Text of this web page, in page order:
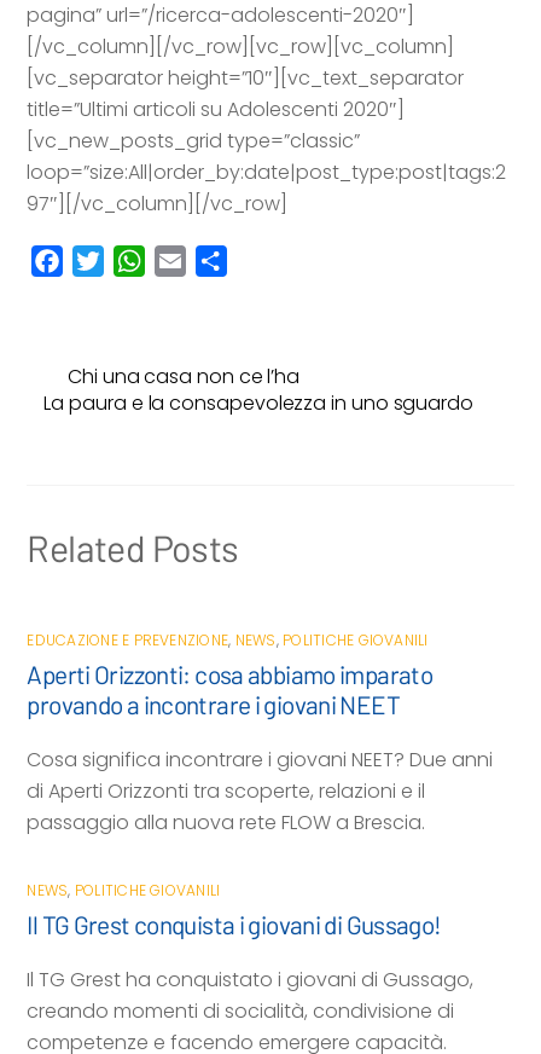
pagina” url=”/ricerca-adolescenti-2020″]
[/vc_column][/vc_row][vc_row][vc_column]
[vc_separator height=”10″][vc_text_separator
title=”Ultimi articoli su Adolescenti 2020″]
[vc_new_posts_grid type=”classic”
loop=”size:All|order_by:date|post_type:post|tags:2
97″][/vc_column][/vc_row]
b
o
t
e
W
s
A
l
i
v
Chi una casa non ce l’ha
La paura e la consapevolezza in uno sguardo
Related Posts
EDUCAZIONE E PREVENZIONE, NEWS, POLITICHE GIOVANILI
Aperti Orizzonti: cosa abbiamo imparato
provando a incontrare i giovani NEET
Cosa significa incontrare i giovani NEET? Due anni
di Aperti Orizzonti tra scoperte, relazioni e il
passaggio alla nuova rete FLOW a Brescia.
NEWS, POLITICHE GIOVANILI
Il TG Grest conquista i giovani di Gussago!
Il TG Grest ha conquistato i giovani di Gussago,
creando momenti di socialità, condivisione di
competenze e facendo emergere capacità.